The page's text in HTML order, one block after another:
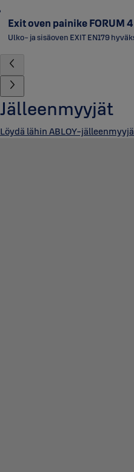
Exit oven painike FORUM
Ulko- ja sisäoven EXIT EN179
Jälleenmyyjät
Löydä lähin ABLOY-